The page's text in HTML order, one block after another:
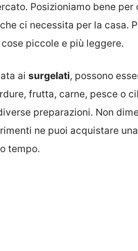
Posizioniamo bene
ci necessita per la casa.
piccole e più leggere.
ai surgelati, possono
frutta, carne, pesce o
preparazioni. Non
ne puoi acquistare
tempo.